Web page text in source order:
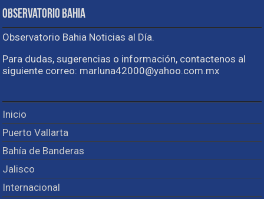
Observatorio Bahia
Observatorio Bahia Noticias al Día.
Para dudas, sugerencias o información, contactenos al
siguiente correo: marluna42000@yahoo.com.mx
Inicio
Puerto Vallarta
Bahía de Banderas
Jalisco
Internacional